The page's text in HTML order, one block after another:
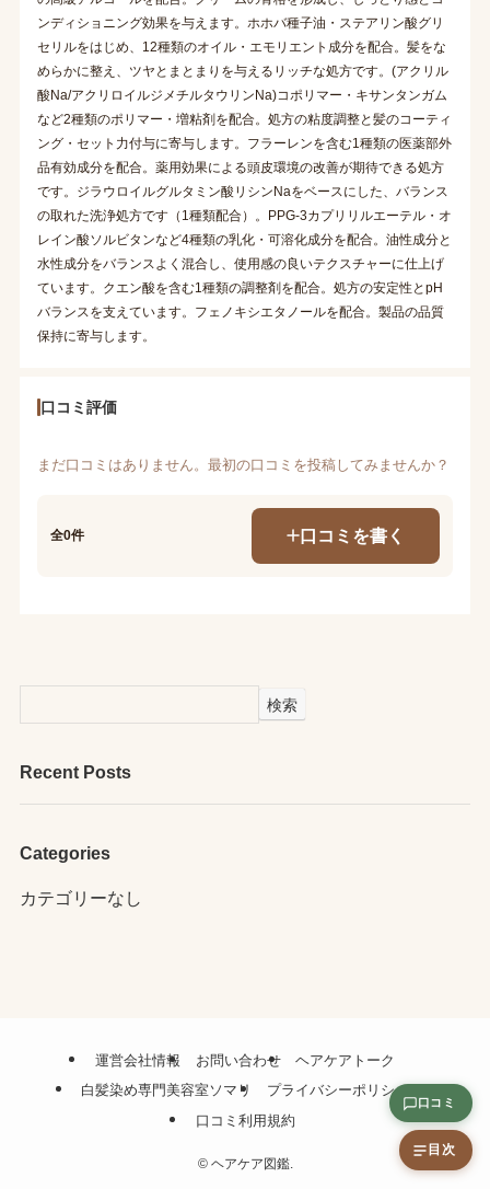
ンディショニング効果を与えます。ホホバ種子油・ステアリン酸グリ
セリルをはじめ、12種類のオイル・エモリエント成分を配合。髪をな
めらかに整え、ツヤとまとまりを与えるリッチな処方です。(アクリル
酸Na/アクリロイルジメチルタウリンNa)コポリマー・キサンタンガム
など2種類のポリマー・増粘剤を配合。処方の粘度調整と髪のコーティ
ング・セット力付与に寄与します。フラーレンを含む1種類の医薬部外
品有効成分を配合。薬用効果による頭皮環境の改善が期待できる処方
です。ジラウロイルグルタミン酸リシンNaをベースにした、バランス
の取れた洗浄処方です（1種類配合）。PPG-3カプリリルエーテル・オ
レイン酸ソルビタンなど4種類の乳化・可溶化成分を配合。油性成分と
水性成分をバランスよく混合し、使用感の良いテクスチャーに仕上げ
ています。クエン酸を含む1種類の調整剤を配合。処方の安定性とpH
バランスを支えています。フェノキシエタノールを配合。製品の品質
保持に寄与します。
口コミ評価
まだ口コミはありません。最初の口コミを投稿してみませんか？
全0件 口コミを書く
検索
Recent Posts
Categories
カテゴリーなし
運営会社情報 お問い合わせ
ヘアケアトーク
白髪染め専門美容室ソマリ
プライバシーポリシー
口コミ利用規約
©ヘアケア図鑑.
口コミ
目次